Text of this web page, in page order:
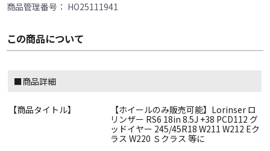
商品管理番号： HO25111941
この商品について
■商品詳細
【商品タイトル】
【ホイールのみ販売可能】Lorinser ロ
リンザー RS6 18in 8.5J +38 PCD112 グ
ッドイヤー 245/45R18 W211 W212 Eク
ラス W220 Ｓクラス 等に